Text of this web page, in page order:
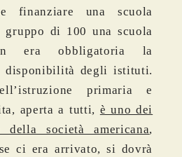
finanziare una scuola
di 100 una scuola
era obbligatoria la
disponibilità degli istituti.
primaria e
aperta a tutti, è uno dei
della società americana,
ci era arrivato, si dovrà